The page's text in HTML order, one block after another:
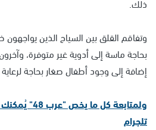
ذلك.
وتفاقم القلق بين السياح الذين
بحاجة ماسة إلى أدوية غير متوفرة،
إضافة إلى وجود أطفال صغار بحاجة
ولمتابعة كل
تلجرام